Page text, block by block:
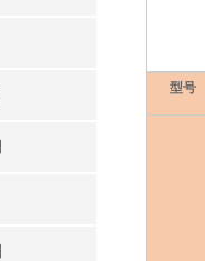
型号